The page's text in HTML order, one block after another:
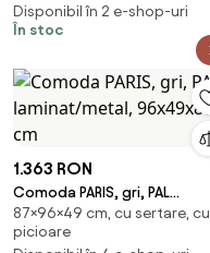
Disponibil în 2 e-shop-uri
În stoc
1.363 RON
Comoda PARIS, gri, PAL
laminat/metal, 96x49x87 cm
87×96×49 cm, cu sertare, cu
picioare